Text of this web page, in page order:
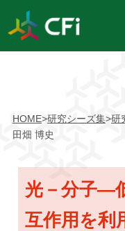
HOME>研究シーズ集>研
田畑 博史
光－分子―
互作用を利